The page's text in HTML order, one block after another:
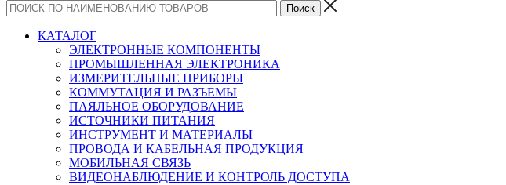
КАТАЛОГ
ЭЛЕКТРОННЫЕ КОМПОНЕНТЫ
ПРОМЫШЛЕННАЯ ЭЛЕКТРОНИКА
ИЗМЕРИТЕЛЬНЫЕ ПРИБОРЫ
КОММУТАЦИЯ И РАЗЪЕМЫ
ПАЯЛЬНОЕ ОБОРУДОВАНИЕ
ИСТОЧНИКИ ПИТАНИЯ
ИНСТРУМЕНТ И МАТЕРИАЛЫ
ПРОВОДА И КАБЕЛЬНАЯ ПРОДУКЦИЯ
МОБИЛЬНАЯ СВЯЗЬ
ВИДЕОНАБЛЮДЕНИЕ И КОНТРОЛЬ ДОСТУПА